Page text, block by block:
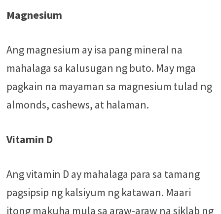
Magnesium
Ang magnesium ay isa pang mineral na
mahalaga sa kalusugan ng buto. May mga
pagkain na mayaman sa magnesium tulad ng
almonds, cashews, at halaman.
Vitamin D
Ang vitamin D ay mahalaga para sa tamang
pagsipsip ng kalsiyum ng katawan. Maari
itong makuha mula sa araw-araw na siklab ng